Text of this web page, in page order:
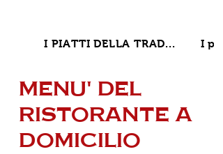
MENU' DEL
RISTORANTE A
DOMICILIO
I PIATTI DELLA TRAD... I